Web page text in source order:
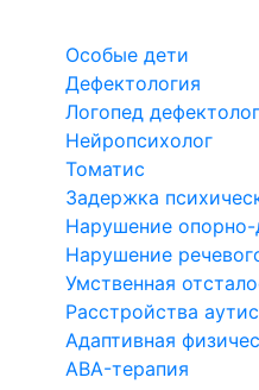
Особые дети
Дефектология
Логопед дефектолог
Нейропсихолог
Томатис
Задержка
Нарушение опорно-
Нарушение
Умственная
Расстройства
Адаптивная
ABA-терапия